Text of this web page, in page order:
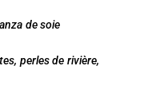
de soie
perles de rivière,